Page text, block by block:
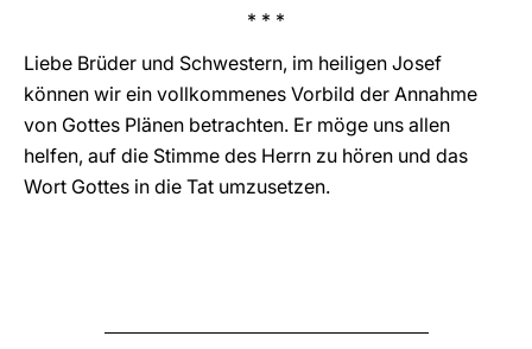
* * *
Liebe Brüder und Schwestern, im heiligen Josef
können wir ein vollkommenes Vorbild der Annahme
von Gottes Plänen betrachten. Er möge uns allen
helfen, auf die Stimme des Herrn zu hören und das
Wort Gottes in die Tat umzusetzen.